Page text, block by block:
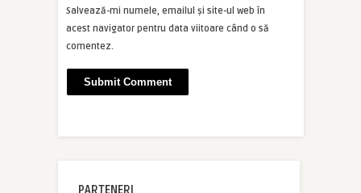
Salvează-mi numele, emailul și site-ul web în
acest navigator pentru data viitoare când o să
comentez.
PARTENERI